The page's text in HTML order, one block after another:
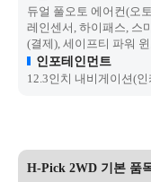
듀얼 풀오토 에어컨(오
레인센서, 하이패스, 스
(결제), 세이프티 파워
인포테인먼트
12.3인치 내비게이션(
H-Pick 2WD 기본 품